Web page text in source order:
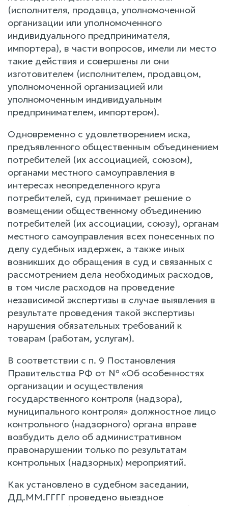
(исполнителя, продавца, уполномоченной
организации или уполномоченного
индивидуального предпринимателя,
импортера), в части вопросов, имели ли место
такие действия и совершены ли они
изготовителем (исполнителем, продавцом,
уполномоченной организацией или
уполномоченным индивидуальным
предпринимателем, импортером).
Одновременно с удовлетворением иска,
предъявленного общественным объединением
потребителей (их ассоциацией, союзом),
органами местного самоуправления в
интересах неопределенного круга
потребителей, суд принимает решение о
возмещении общественному объединению
потребителей (их ассоциации, союзу), органам
местного самоуправления всех понесенных по
делу судебных издержек, а также иных
возникших до обращения в суд и связанных с
рассмотрением дела необходимых расходов,
в том числе расходов на проведение
независимой экспертизы в случае выявления в
результате проведения такой экспертизы
нарушения обязательных требований к
товарам (работам, услугам).
В соответствии с п. 9 Постановления
Правительства РФ от № «Об особенностях
организации и осуществления
государственного контроля (надзора),
муниципального контроля» должностное лицо
контрольного (надзорного) органа вправе
возбудить дело об административном
правонарушении только по результатам
контрольных (надзорных) мероприятий.
Как установлено в судебном заседании,
ДД.ММ.ГГГГ проведено выездное